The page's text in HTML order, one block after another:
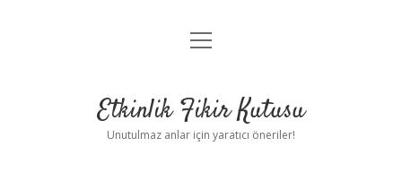
Anasayfa
Yasal Uyarı
menüyü
Etkinlik Fikir Kutusu
Unutulmaz anlar için yaratıcı öneriler!